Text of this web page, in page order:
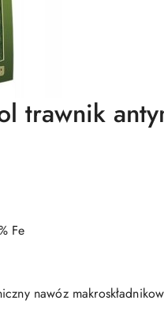
trawnik
Fe
nawóz